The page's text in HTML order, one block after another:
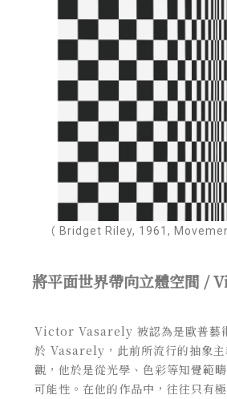
（ Bridget Riley, 1961,
將平面世界帶向立體空間 /
Victor Vasarely 被認為是歐普藝
於 Vasarely，此前所流行的抽象主
觀，他於是從光學、色彩等知覺範
可能性。在他的作品中，往往只有